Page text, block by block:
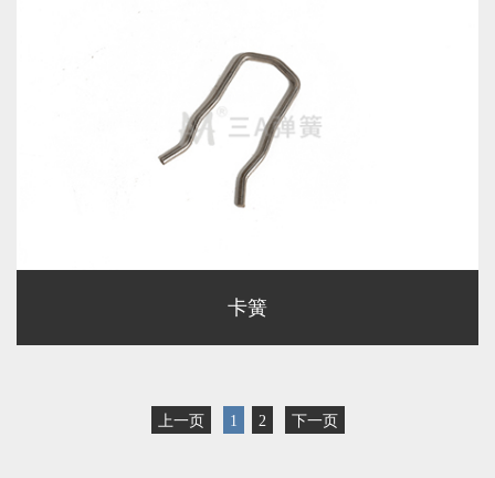
卡簧
上一页 1 2 下一页